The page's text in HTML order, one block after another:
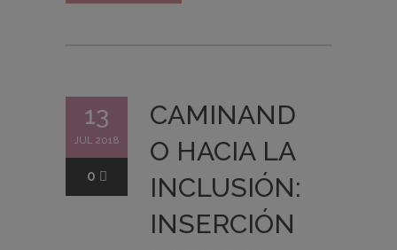
13
JUL 2018
0
CAMINAND
O HACIA LA
INCLUSIÓN:
INSERCIÓN